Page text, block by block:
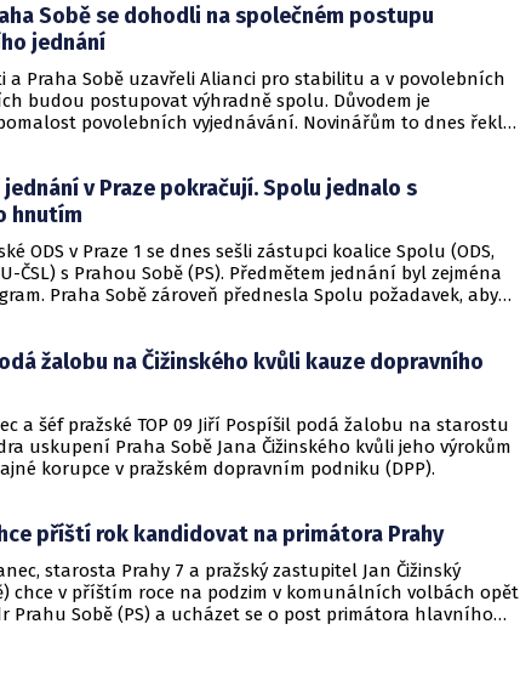
a TOP 09, ANO a Piráti. Praha 7 má více než 42.000
Sobě se dohodli na společném postupu
jednání
a Praha Sobě uzavřeli Alianci pro stabilitu a v povolebních
budou postupovat výhradně spolu. Důvodem je
povolebních vyjednávání. Novinářům to dnes řekli
v Praze pokračují. Spolu jednalo s
hnutím
ODS v Praze 1 se dnes sešli zástupci koalice Spolu (ODS,
ČSL) s Prahou Sobě (PS). Předmětem jednání byl zejména
Praha Sobě zároveň přednesla Spolu požadavek, aby
to dnes řekli zástupci Prahy Sobě a Spolu.
žalobu na Čižinského kvůli kauze dopravního
a šéf pražské TOP 09 Jiří Pospíšil podá žalobu na starostu
uskupení Praha Sobě Jana Čižinského kvůli jeho výrokům
korupce v pražském dopravním podniku (DPP).
příští rok kandidovat na primátora Prahy
starosta Prahy 7 a pražský zastupitel Jan Čižinský
chce v příštím roce na podzim v komunálních volbách opět
Prahu Sobě (PS) a ucházet se o post primátora hlavního